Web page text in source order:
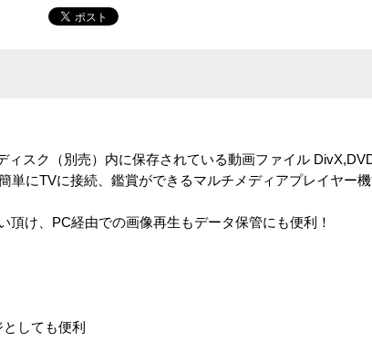
ィスク（別売）内に保存されている動画ファイル
単にTVに接続、鑑賞ができるマルチメディアプレイヤー
け、PC経由での画像再生もデータ保管にも便利！
しても便利